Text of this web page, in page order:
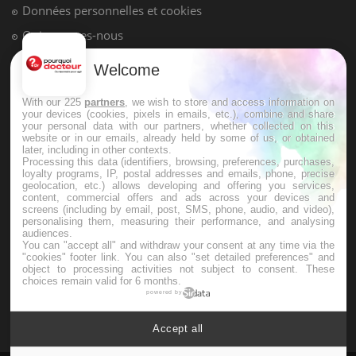
pression artérielle chute au lever
Drépanocytose : une déformation des
Maladie de Charcot (Sclérose latérale
amyotrophique)
Welcome
With our 225 partners , we wish to store and access information on
your devices (cookies, pixels in emails, etc.), combine and share
your personal data with our partners, whether collected on this
website or in our emails, already held by some of us, or obtained
later, including in other contexts.
Processing this data (identifiers, browsing, preferences, purchases,
loyalty programs, IP, postal addresses and emails, phone, precise
geolocation, etc.) allows developing and offering you services,
content, commercial offers and ads across your devices and
screens (including by email, post, SMS, phone, audio, and video),
personalising them, measuring their performance, and analysing
audiences.
You can "accept all" and withdraw your consent at any time via the
"cookies" footer link . You can also "set detailed preferences" and
object to processing activities not subject to consent. These
choices remain valid for 6 months.
powered by
Accept all